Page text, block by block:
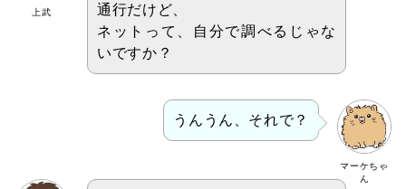
上武
通行だけど、
ネットって、自分で調べるじゃな
いですか？
マーケちゃ
ん
うんうん、それで？